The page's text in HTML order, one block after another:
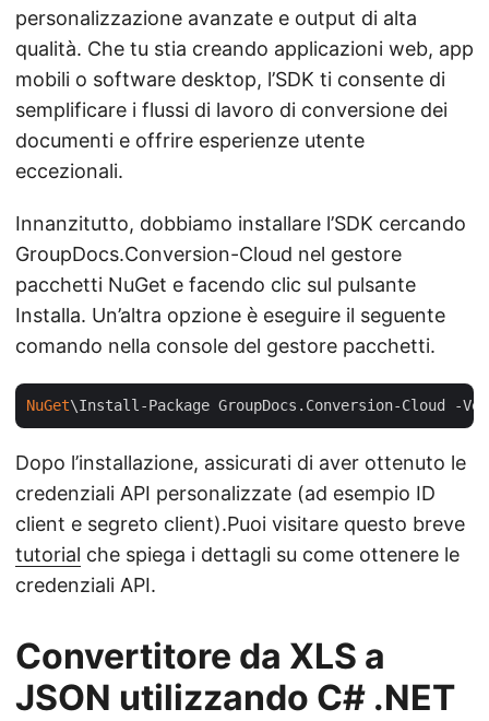
personalizzazione avanzate e output di alta
qualità. Che tu stia creando applicazioni web, app
mobili o software desktop, l’SDK ti consente di
semplificare i flussi di lavoro di conversione dei
documenti e offrire esperienze utente
eccezionali.
Innanzitutto, dobbiamo installare l’SDK cercando
GroupDocs.Conversion-Cloud nel gestore
pacchetti NuGet e facendo clic sul pulsante
Installa. Un’altra opzione è eseguire il seguente
comando nella console del gestore pacchetti.
NuGet\Install-Package GroupDocs.Conversion-Cloud -
Dopo l’installazione, assicurati di aver ottenuto le
credenziali API personalizzate (ad esempio ID
client e segreto client).Puoi visitare questo breve
tutorial che spiega i dettagli su come ottenere le
credenziali API.
Convertitore da XLS a
JSON utilizzando C# .NET